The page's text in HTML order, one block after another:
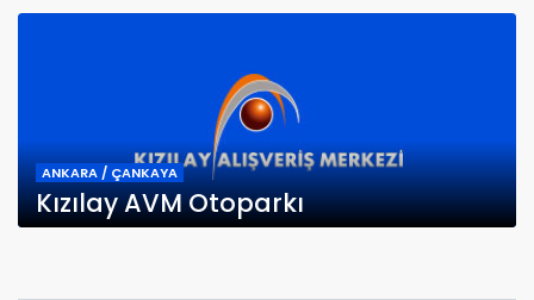
ANKARA / ÇANKAYA
Kızılay AVM Otoparkı